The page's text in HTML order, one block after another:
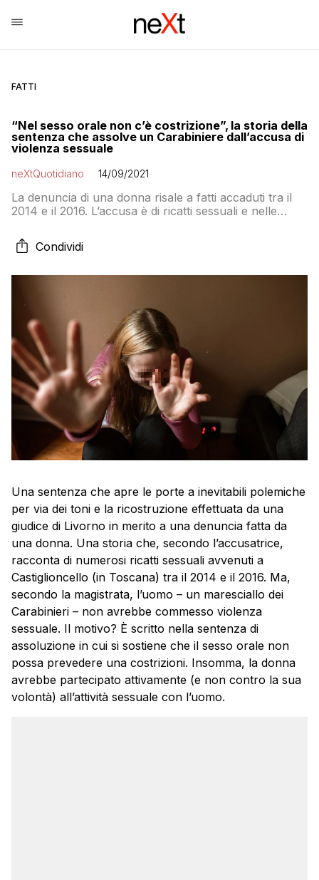
FATTI
“Nel sesso orale non c’è costrizione”, la storia della
sentenza che assolve un Carabiniere dall’accusa di
violenza sessuale
neXtQuotidiano 14/09/2021
La denuncia di una donna risale a fatti accaduti tra il
2014 e il 2016. L’accusa è di ricatti sessuali e nelle
fa discutere sulla costrizione nel sesso orale
Condividi
Una sentenza che apre le porte a inevitabili polemiche
per via dei toni e la ricostruzione effettuata da una
giudice di Livorno in merito a una denuncia fatta da
una donna. Una storia che, secondo l’accusatrice,
racconta di numerosi ricatti sessuali avvenuti a
Castiglioncello (in Toscana) tra il 2014 e il 2016. Ma,
secondo la magistrata, l’uomo – un maresciallo dei
Carabinieri – non avrebbe commesso violenza
sessuale. Il motivo? È scritto nella sentenza di
assoluzione in cui si sostiene che il sesso orale non
possa prevedere una costrizioni. Insomma, la donna
avrebbe partecipato attivamente (e non contro la sua
volontà) all’attività sessuale con l’uomo.